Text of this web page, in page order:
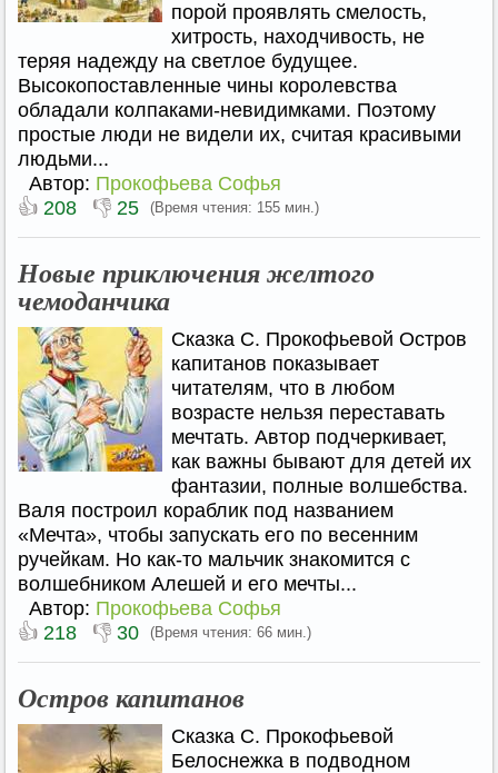
порой проявлять смелость,
хитрость, находчивость, не
теряя надежду на светлое будущее.
Высокопоставленные чины королевства
обладали колпаками-невидимками. Поэтому
простые люди не видели их, считая красивыми
людьми...
Автор: Прокофьева Софья
👍 208 👎 25 (Время чтения: 155 мин.)
Новые приключения желтого
чемоданчика
Сказка С. Прокофьевой Остров
капитанов показывает
читателям, что в любом
возрасте нельзя переставать
мечтать. Автор подчеркивает,
как важны бывают для детей их
фантазии, полные волшебства.
Валя построил кораблик под названием
«Мечта», чтобы запускать его по весенним
ручейкам. Но как-то мальчик знакомится с
волшебником Алешей и его мечты...
Автор: Прокофьева Софья
👍 218 👎 30 (Время чтения: 66 мин.)
Остров капитанов
Сказка С. Прокофьевой
Белоснежка в подводном